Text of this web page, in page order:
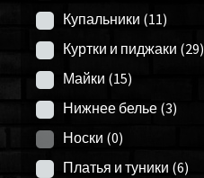
Купальники (11)
Куртки и пиджаки (29)
Майки (15)
Нижнее белье (3)
Носки (0)
Платья и туники (6)